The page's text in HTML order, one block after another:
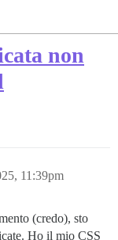
non
11:39pm
(credo), sto
Ho il mio CSS